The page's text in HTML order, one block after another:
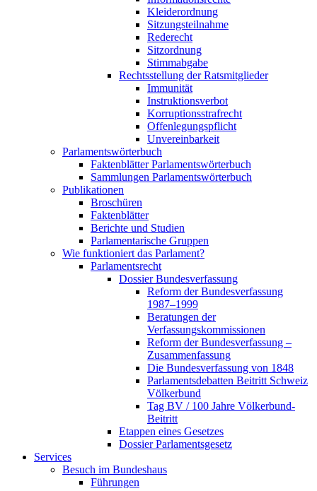
Kleiderordnung
Sitzungsteilnahme
Rederecht
Sitzordnung
Stimmabgabe
Rechtsstellung der Ratsmitglieder
Immunität
Instruktionsverbot
Korruptionsstrafrecht
Offenlegungspflicht
Unvereinbarkeit
Parlamentswörterbuch
Faktenblätter Parlamentswörterbuch
Sammlungen Parlamentswörterbuch
Publikationen
Broschüren
Faktenblätter
Berichte und Studien
Parlamentarische Gruppen
Wie funktioniert das Parlament?
Parlamentsrecht
Dossier Bundesverfassung
Reform der Bundesverfassung
1987–1999
Beratungen der
Verfassungskommissionen
Reform der Bundesverfassung –
Zusammenfassung
Die Bundesverfassung von 1848
Parlamentsdebatten Beitritt Schweiz
Völkerbund
Tag BV / 100 Jahre Völkerbund-
Beitritt
Etappen eines Gesetzes
Dossier Parlamentsgesetz
Services
Besuch im Bundeshaus
Führungen